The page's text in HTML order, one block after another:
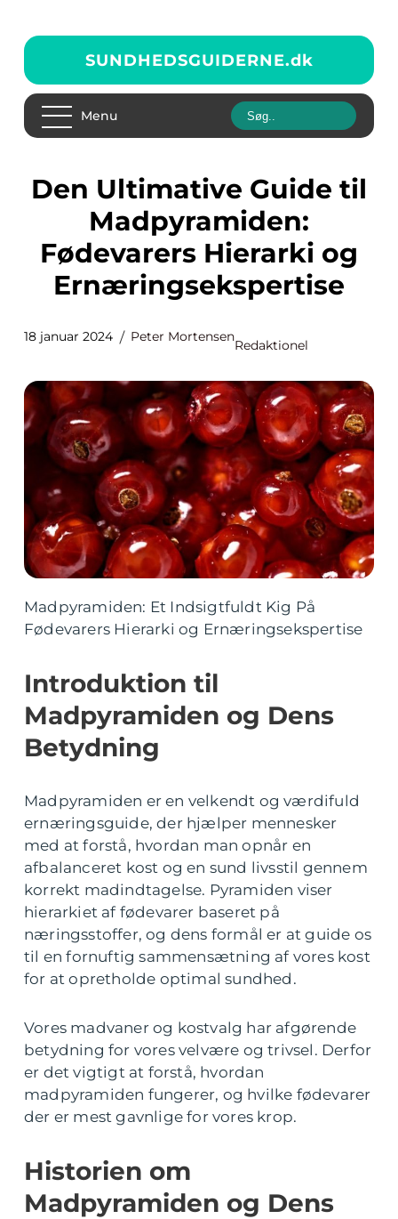
SUNDHEDSGUIDERNE.dk
Menu
Den Ultimative Guide til
Madpyramiden:
Fødevarers Hierarki og
Ernæringsekspertise
18 januar 2024 Peter Mortensen
Redaktionel
Madpyramiden: Et Indsigtfuldt Kig På
Fødevarers Hierarki og Ernæringsekspertise
Introduktion til
Madpyramiden og Dens
Betydning
Madpyramiden er en velkendt og værdifuld
ernæringsguide, der hjælper mennesker
med at forstå, hvordan man opnår en
afbalanceret kost og en sund livsstil gennem
korrekt madindtagelse. Pyramiden viser
hierarkiet af fødevarer baseret på
næringsstoffer, og dens formål er at guide os
til en fornuftig sammensætning af vores kost
for at opretholde optimal sundhed.
Vores madvaner og kostvalg har afgørende
betydning for vores velvære og trivsel. Derfor
er det vigtigt at forstå, hvordan
madpyramiden fungerer, og hvilke fødevarer
der er mest gavnlige for vores krop.
Historien om
Madpyramiden og Dens